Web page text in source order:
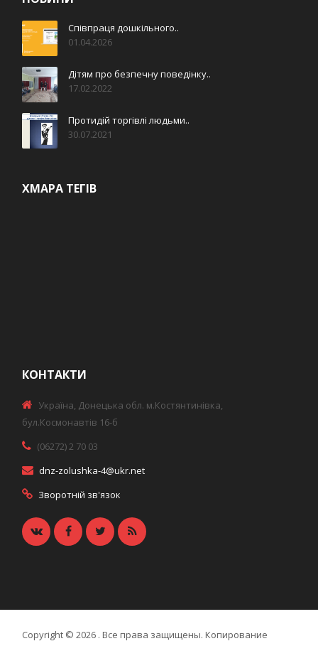
Співпраця дошкільного..
01.04.2026
Дітям про безпечну поведінку..
17.02.2022
Протидій торгівлі людьми..
30.07.2021
ХМАРА ТЕГІВ
КОНТАКТИ
Україна, Донецька обл. м.Костянтинівка,
бул.Космонавтів 16-б
(06272) 2 70 03
dnz-zolushka-4@ukr.net
Зворотній зв'язок
Copyright © 2026 . Все права защищены. Копирование